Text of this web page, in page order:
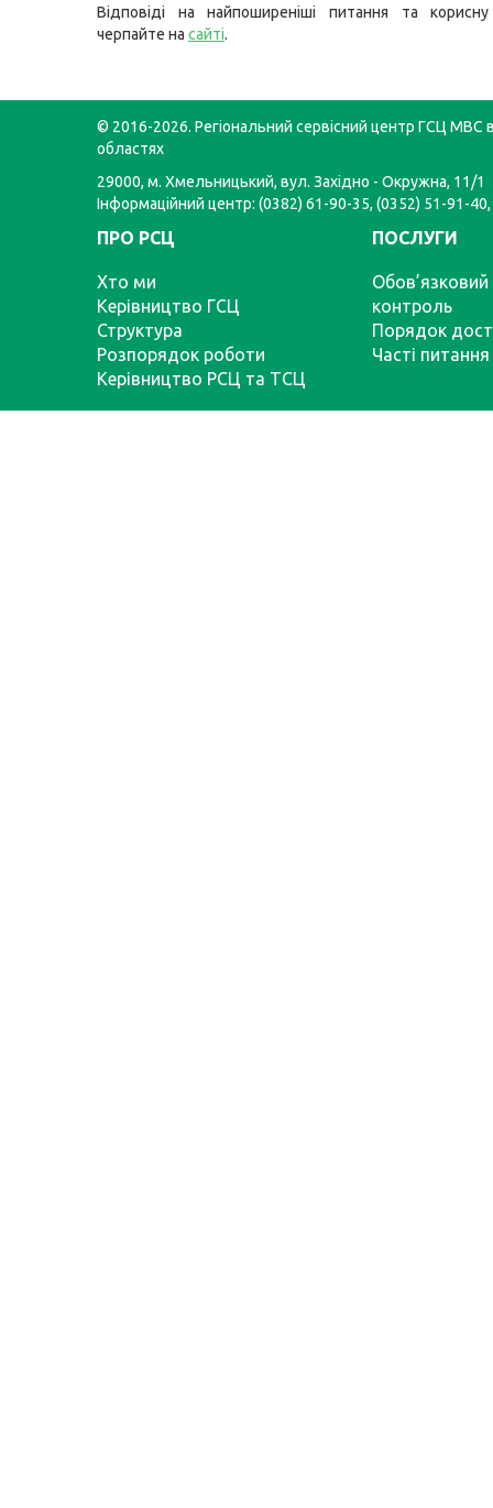
Відповіді на найпоширеніші питання та
черпайте на сайті.
© 2016-2026. Регіональний сервісний центр ГСЦ МВС
областях
29000, м. Хмельницький, вул. Західно - Окружна, 11/1
Інформаційний центр: (0382) 61-90-35, (0352) 51-91-
ПРО РСЦ
Хто ми
Керівництво ГСЦ
Структура
Розпорядок роботи
Керівництво РСЦ та ТСЦ
ПОСЛУГИ
Обов’язковий
контроль
Порядок
Часті питання